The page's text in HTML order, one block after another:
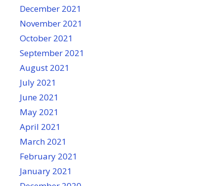
December 2021
November 2021
October 2021
September 2021
August 2021
July 2021
June 2021
May 2021
April 2021
March 2021
February 2021
January 2021